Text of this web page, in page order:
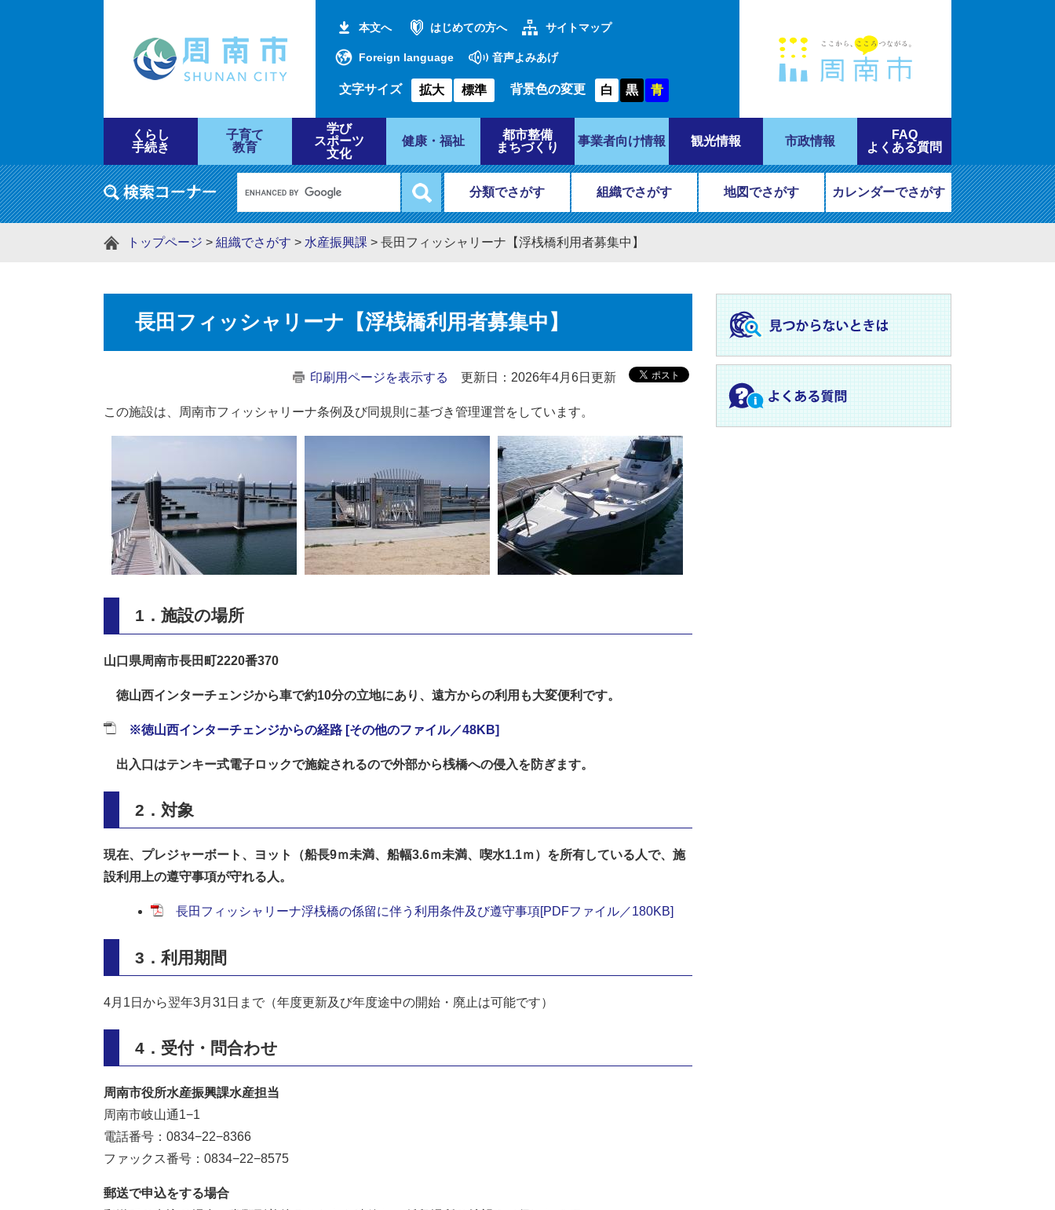
本文へ はじめての方へ サイトマップ
Foreign language 音声よみあげ
文字サイズ 拡大 標準 背景色の変更 白 黒 青
くらし
手続き
子育て
教育
学び
スポーツ
文化
健康・福祉
都市整備
まちづくり
事業者向け情報 観光情報 市政情報
FAQ
よくある質問
分類でさがす 組織でさがす 地図でさがす カレンダーでさがす
トップページ > 組織でさがす > 水産振興課 > 長田フィッシャリーナ【浮桟橋利用者募集中】
長田フィッシャリーナ【浮桟橋利用者募集中】
印刷用ページを表示する 更新日：2026年4月6日更新
この施設は、周南市フィッシャリーナ条例及び同規則に基づき管理運営をしています。
1．施設の場所
山口県周南市長田町2220番370
徳山西インターチェンジから車で約10分の立地にあり、遠方からの利用も大変便利です。
※徳山西インターチェンジからの経路 [その他のファイル／48KB]
出入口はテンキー式電子ロックで施錠されるので外部から桟橋への侵入を防ぎます。
2．対象
現在、プレジャーボート、ヨット（船長9ｍ未満、船幅3.6ｍ未満、喫水1.1ｍ）を所有している人で、施
設利用上の遵守事項が守れる人。
長田フィッシャリーナ浮桟橋の係留に伴う利用条件及び遵守事項[PDFファイル／180KB]
3．利用期間
4月1日から翌年3月31日まで（年度更新及び年度途中の開始・廃止は可能です）
4．受付・問合わせ
周南市役所水産振興課水産担当
周南市岐山通1−1
電話番号：0834−22−8366
ファックス番号：0834−22−8575
郵送で申込をする場合